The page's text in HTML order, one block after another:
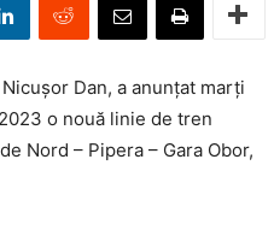
Dan, a anunţat marți
o nouă linie de tren
Nord – Pipera – Gara Obor,